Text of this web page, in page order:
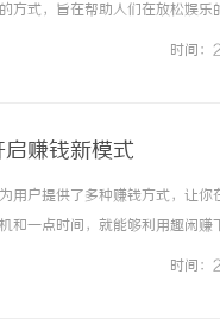
方式，旨在帮助人们在放松娱
结合起来，既能享受乐趣，又能
时间
赚钱新模式
用户提供了多种赚钱方式，让
和一点时间，就能够利用趣闲
通过完成在线调查问卷、试玩
时间